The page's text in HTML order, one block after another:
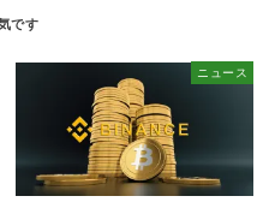
ニュース